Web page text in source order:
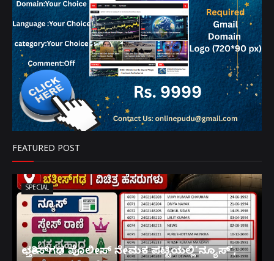
FEATURED POST
SPECIAL
ಛತ್ತೀಸ್‌ಗಢ ಪೊಲೀಸ್ ನೇಮಕ ಪಟ್ಟಿಯಲ್ಲಿ‘ನ್ಯೂಸ್’,